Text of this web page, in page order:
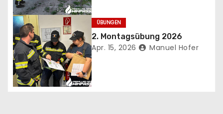
a
v
i
g
ÜBUNGEN
2. Montagsübung 2026
Apr. 15, 2026 Manuel Hofer